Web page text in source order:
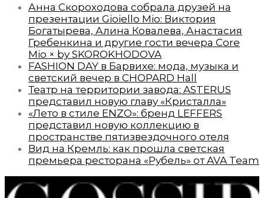
Анна Скороходова собрала друзей на
презентации Gioiello Mio: Виктория
Богатырева, Алина Ковалева, Анастасия
Гребенкина и другие гости вечера Core
Mio × by SKOROKHODOVA
FASHION DAY в Барвихе: мода, музыка и
светский вечер в CHOPARD Hall
Театр на территории завода: ASTERUS
представил новую главу «Кристалла»
«Лето в стиле ENZO»: бренд LEFFERS
представил новую коллекцию в
пространстве пятизвездочного отеля
Вид на Кремль: как прошла светская
премьера ресторана «Рубель» от AVA Team